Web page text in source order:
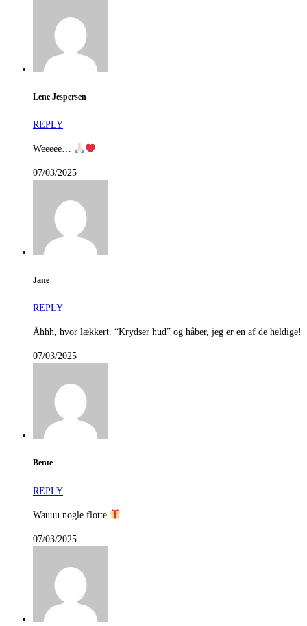
Lene Jespersen
REPLY
Weeeee…
07/03/2025
Jane
REPLY
Åhhh, hvor lækkert. “Krydser hud” og håber, jeg er en af de heldige!
07/03/2025
Bente
REPLY
Wauuu nogle flotte
07/03/2025